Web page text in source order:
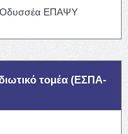
Οδυσσέα ΕΠΑΨΥ
τομέα (ΕΣΠΑ-